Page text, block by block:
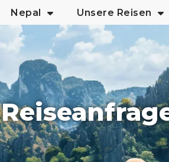
Nepal Unsere Reisen